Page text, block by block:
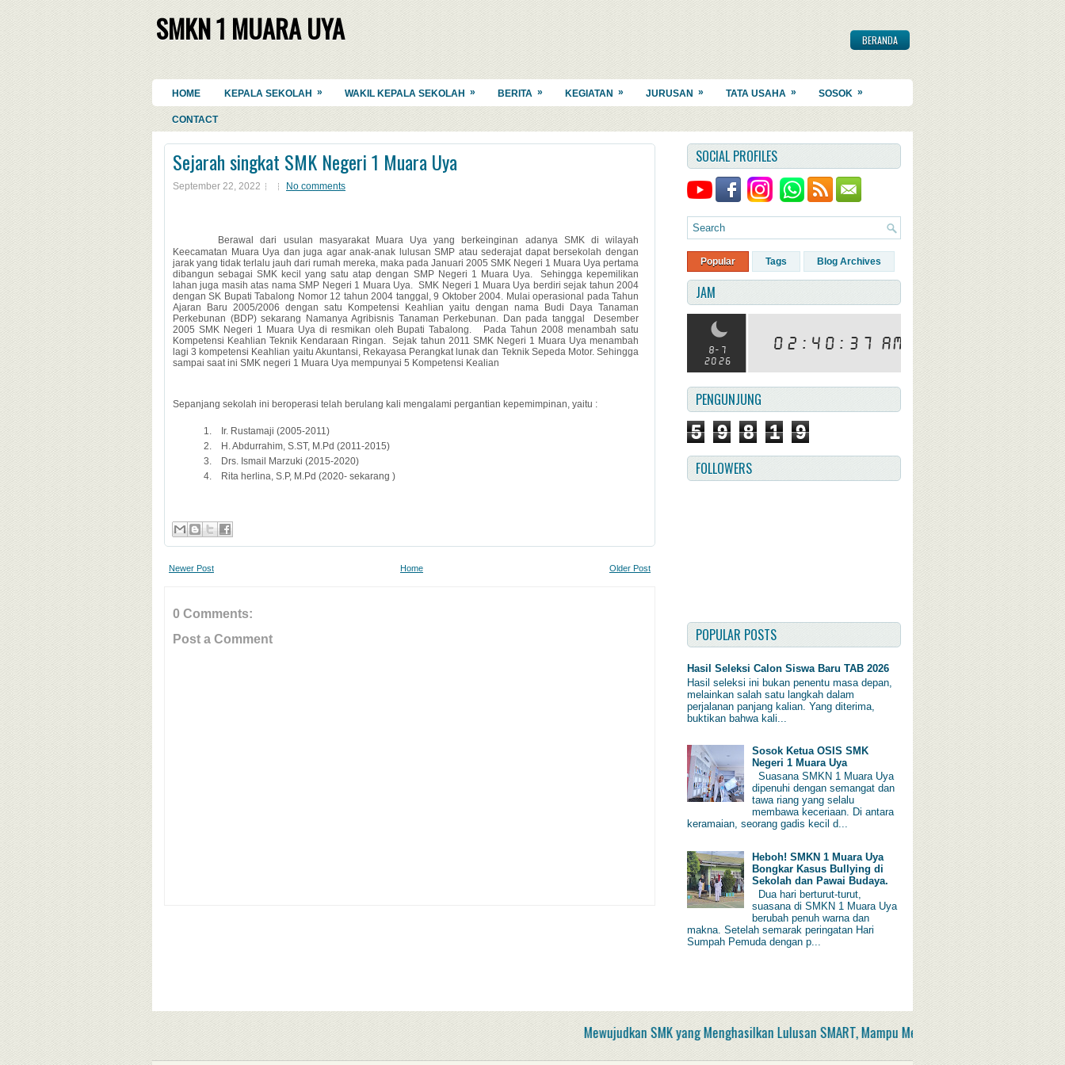
SMKN 1 MUARA UYA BERANDA
HOME KEPALA SEKOLAH » WAKIL KEPALA SEKOLAH » BERITA » KEGIATAN » JURUSAN » TATA USAHA » SOSOK »
CONTACT
Sejarah singkat SMK Negeri 1 Muara Uya
September 22, 2022 No comments
Berawal dari usulan masyarakat Muara Uya yang berkeinginan adanya SMK di wilayah
Keecamatan Muara Uya dan juga agar anak-anak lulusan SMP atau sederajat dapat bersekolah dengan
jarak yang tidak terlalu jauh dari rumah mereka, maka pada Januari 2005 SMK Negeri 1 Muara Uya pertama
dibangun sebagai SMK kecil yang satu atap dengan SMP Negeri 1 Muara Uya.
Sehingga kepemilikan
lahan juga masih atas nama SMP Negeri 1 Muara Uya. SMK Negeri 1 Muara Uya berdiri sejak tahun 2004
dengan SK Bupati Tabalong Nomor 12 tahun 2004 tanggal, 9 Oktober 2004. Mulai operasional pada Tahun
Ajaran Baru 2005/2006 dengan satu Kompetensi Keahlian yaitu dengan nama Budi Daya Tanaman
Perkebunan (BDP) sekarang Namanya Agribisnis Tanaman Perkebunan. Dan pada tanggal
Desember
2005 SMK Negeri 1 Muara Uya di resmikan oleh Bupati Tabalong.
Pada Tahun 2008 menambah satu
Kompetensi Keahlian Teknik Kendaraan Ringan.
Sejak tahun 2011 SMK Negeri 1 Muara Uya menambah
lagi 3 kompetensi Keahlian yaitu Akuntansi, Rekayasa Perangkat lunak dan Teknik Sepeda Motor. Sehingga
sampai saat ini SMK negeri 1 Muara Uya mempunyai 5 Kompetensi Kealian
Sepanjang sekolah ini beroperasi telah berulang kali mengalami pergantian kepemimpinan, yaitu :
1.
Ir. Rustamaji (2005-2011)
2.
H. Abdurrahim, S.ST, M.Pd (2011-2015)
3.
Drs. Ismail Marzuki (2015-2020)
4.
Rita herlina, S.P, M.Pd (2020- sekarang )
Newer Post Older Post
Home
0 Comments:
Post a Comment
SOCIAL PROFILES
Popular Tags Blog Archives
JAM
PENGUNJUNG
5 9 8 1 9
FOLLOWERS
POPULAR POSTS
Hasil Seleksi Calon Siswa Baru TAB 2026
Hasil seleksi ini bukan penentu masa depan,
melainkan salah satu langkah dalam
perjalanan panjang kalian. Yang diterima,
buktikan bahwa kali...
Sosok Ketua OSIS SMK
Negeri 1 Muara Uya
Suasana SMKN 1 Muara Uya
dipenuhi dengan semangat dan
tawa riang yang selalu
membawa keceriaan. Di antara
keramaian, seorang gadis kecil d...
Heboh! SMKN 1 Muara Uya
Bongkar Kasus Bullying di
Sekolah dan Pawai Budaya.
Dua hari berturut-turut,
suasana di SMKN 1 Muara Uya
berubah penuh warna dan
makna. Setelah semarak peringatan Hari
Sumpah Pemuda dengan p...
Mewujudkan SMK yang Menghasilkan Lulusan SMART, Mampu Membangun Desa Serta Berdaya